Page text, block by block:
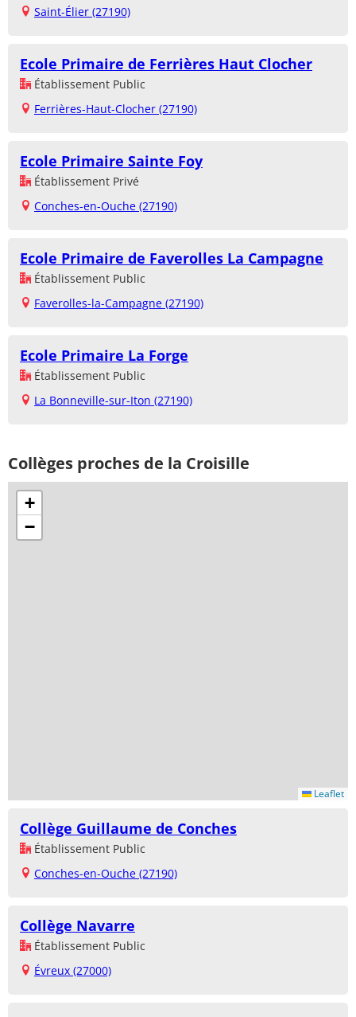
Saint-Élier (27190)
Ecole Primaire de Ferrières Haut Clocher
Établissement Public
Ferrières-Haut-Clocher (27190)
Ecole Primaire Sainte Foy
Établissement Privé
Conches-en-Ouche (27190)
Ecole Primaire de Faverolles La Campagne
Établissement Public
Faverolles-la-Campagne (27190)
Ecole Primaire La Forge
Établissement Public
La Bonneville-sur-Iton (27190)
Collèges proches de la Croisille
+
−
Leaflet
Collège Guillaume de Conches
Établissement Public
Conches-en-Ouche (27190)
Collège Navarre
Établissement Public
Évreux (27000)